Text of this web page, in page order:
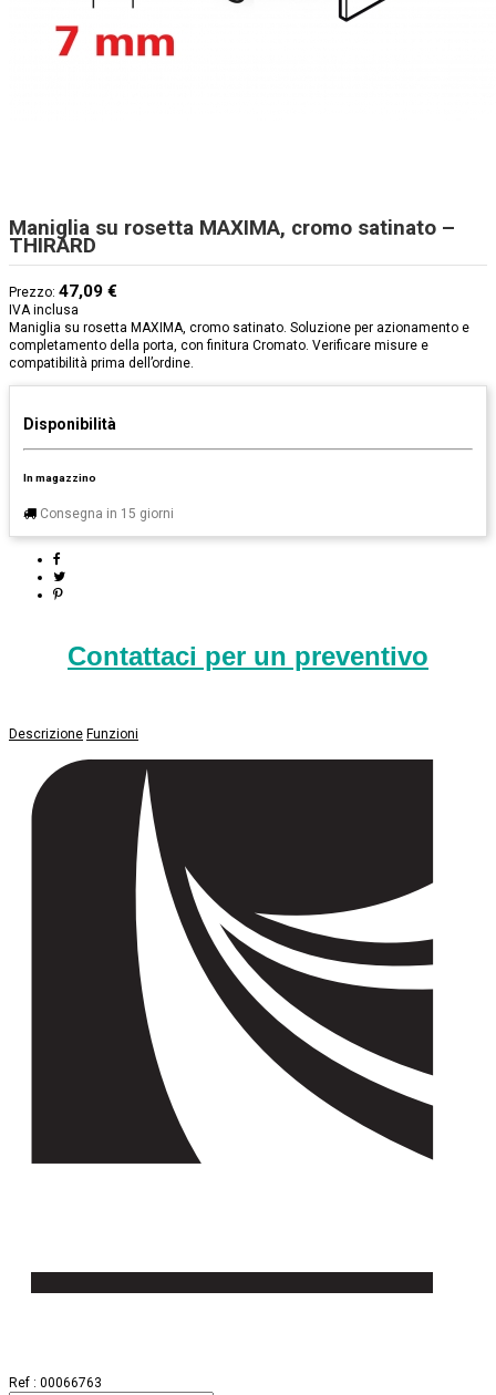
Maniglia su rosetta MAXIMA, cromo satinato –
THIRARD
Prezzo: 47,09 €
IVA inclusa
Maniglia su rosetta MAXIMA, cromo satinato. Soluzione per azionamento e
completamento della porta, con finitura Cromato. Verificare misure e
compatibilità prima dell’ordine.
Disponibilità
In magazzino
Consegna in 15 giorni
Contattaci per un preventivo
Descrizione Funzioni
Ref : 00066763